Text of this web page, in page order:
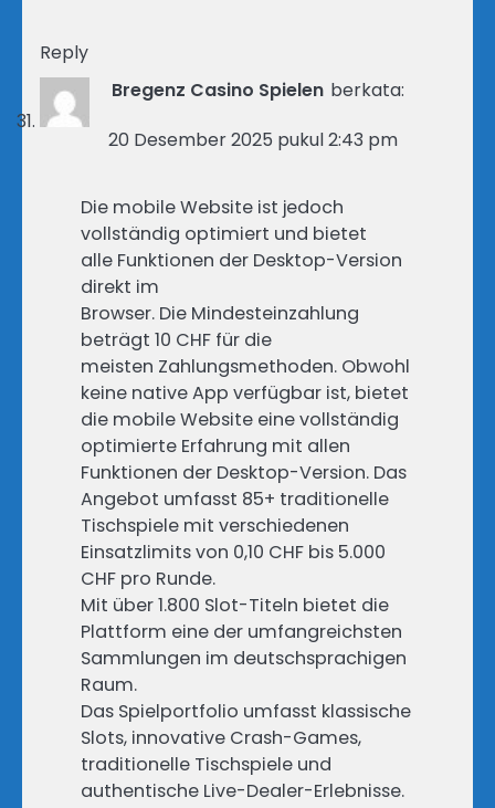
Reply
Bregenz Casino Spielen berkata:
20 Desember 2025 pukul 2:43 pm
Die mobile Website ist jedoch
vollständig optimiert und bietet
alle Funktionen der Desktop-Version
direkt im
Browser. Die Mindesteinzahlung
beträgt 10 CHF für die
meisten Zahlungsmethoden. Obwohl
keine native App verfügbar ist, bietet
die mobile Website eine vollständig
optimierte Erfahrung mit allen
Funktionen der Desktop-Version. Das
Angebot umfasst 85+ traditionelle
Tischspiele mit verschiedenen
Einsatzlimits von 0,10 CHF bis 5.000
CHF pro Runde.
Mit über 1.800 Slot-Titeln bietet die
Plattform eine der umfangreichsten
Sammlungen im deutschsprachigen
Raum.
Das Spielportfolio umfasst klassische
Slots, innovative Crash-Games,
traditionelle Tischspiele und
authentische Live-Dealer-Erlebnisse.